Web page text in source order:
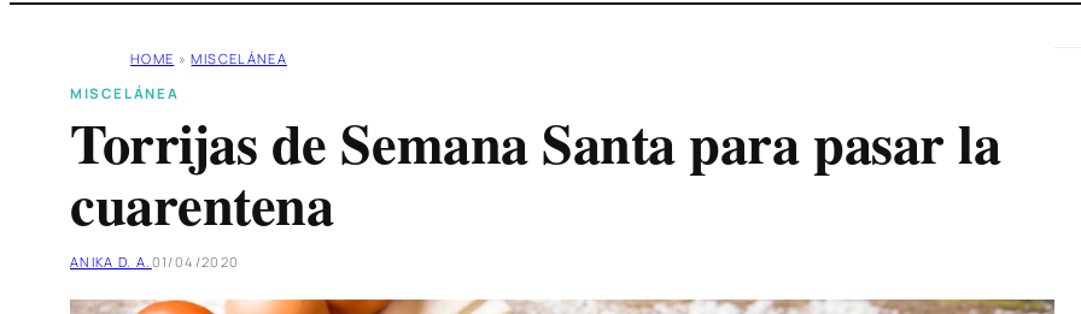
HOME » MISCELÁNEA
MISCELÁNEA
Torrijas de Semana Santa para pasar la
cuarentena
ANIKA D. A. 01/04/2020